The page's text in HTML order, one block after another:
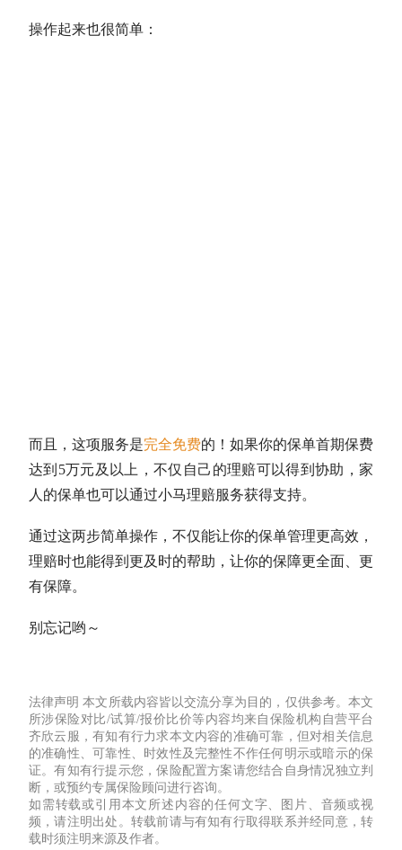
操作起来也很简单：
而且，这项服务是完全免费的！如果你的保单首期保费
达到5万元及以上，不仅自己的理赔可以得到协助，家
人的保单也可以通过小马理赔服务获得支持。
通过这两步简单操作，不仅能让你的保单管理更高效，
理赔时也能得到更及时的帮助，让你的保障更全面、更
有保障。
别忘记哟～
法律声明 本文所载内容皆以交流分享为目的，仅供参考。本文
所涉保险对比/试算/报价比价等内容均来自保险机构自营平台
齐欣云服，有知有行力求本文内容的准确可靠，但对相关信息
的准确性、可靠性、时效性及完整性不作任何明示或暗示的保
证。有知有行提示您，保险配置方案请您结合自身情况独立判
断，或预约专属保险顾问进行咨询。
如需转载或引用本文所述内容的任何文字、图片、音频或视
频，请注明出处。转载前请与有知有行取得联系并经同意，转
载时须注明来源及作者。